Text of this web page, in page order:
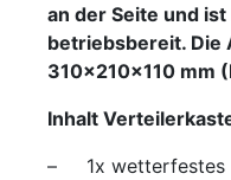
an der Seite und
betriebsbereit. Die
310x210x110 mm
Inhalt
– 1x wetterfestes